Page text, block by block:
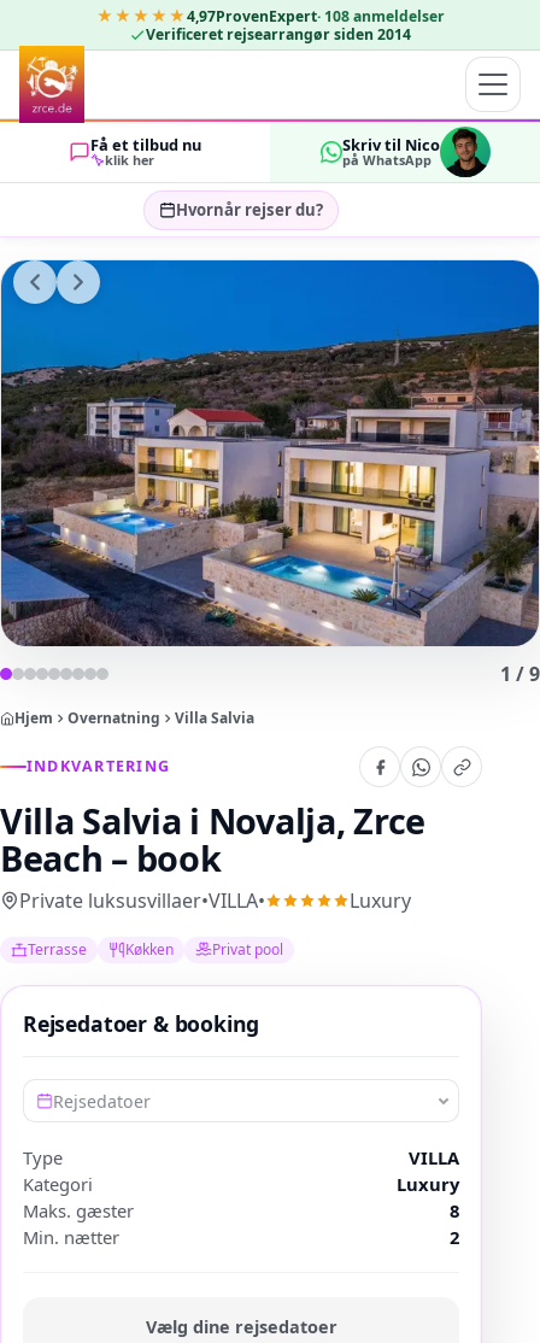
★★★★★4,97ProvenExpert· 108 anmeldelser
Verificeret rejsearrangør siden 2014
Få et tilbud nu
klik her
Skriv til Nico
på WhatsApp
Hvornår rejser du?
Vælg rejsedatoer…
GÆSTER
OK
1 /9
Hjem Overnatning Villa Salvia
INDKVARTERING
Villa Salvia i Novalja, Zrce
Beach – book
Private luksusvillaer•VILLA• Luxury
Terrasse Køkken Privat pool
Rejsedatoer & booking
Rejsedatoer
Type
VILLA
Kategori
Luxury
Maks. gæster
8
Min. nætter
2
Vælg dine rejsedatoer